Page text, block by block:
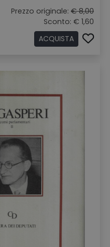
Prezzo originale: € 8,00
Sconto: € 1,60
ACQUISTA